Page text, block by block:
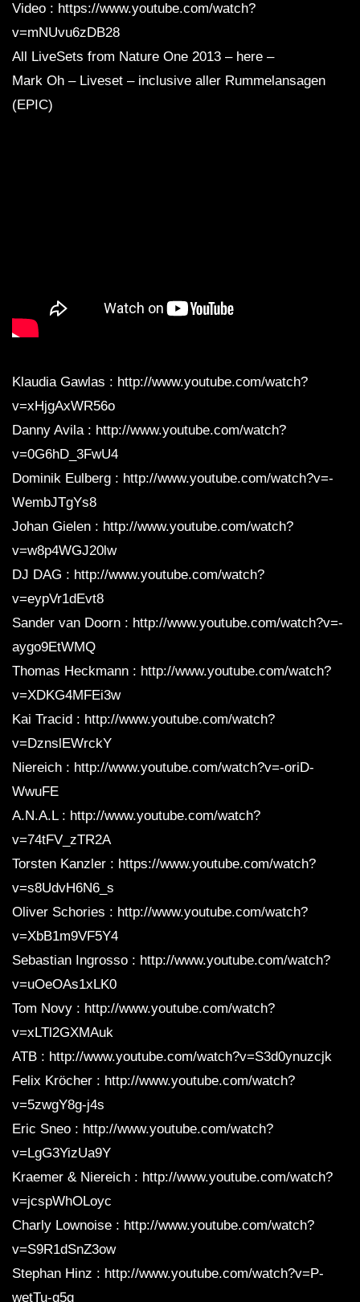
Video : https://www.youtube.com/watch?
v=mNUvu6zDB28
All LiveSets from Nature One 2013 – here –
Mark Oh – Liveset – inclusive aller Rummelansagen
(EPIC)
Klaudia Gawlas : http://www.youtube.com/watch?
v=xHjgAxWR56o
Danny Avila : http://www.youtube.com/watch?
v=0G6hD_3FwU4
Dominik Eulberg : http://www.youtube.com/watch?v=-
WembJTgYs8
Johan Gielen : http://www.youtube.com/watch?
v=w8p4WGJ20lw
DJ DAG : http://www.youtube.com/watch?
v=eypVr1dEvt8
Sander van Doorn : http://www.youtube.com/watch?v=-
aygo9EtWMQ
Thomas Heckmann : http://www.youtube.com/watch?
v=XDKG4MFEi3w
Kai Tracid : http://www.youtube.com/watch?
v=DznslEWrckY
Niereich : http://www.youtube.com/watch?v=-oriD-
WwuFE
A.N.A.L : http://www.youtube.com/watch?
v=74tFV_zTR2A
Torsten Kanzler : https://www.youtube.com/watch?
v=s8UdvH6N6_s
Oliver Schories : http://www.youtube.com/watch?
v=XbB1m9VF5Y4
Sebastian Ingrosso : http://www.youtube.com/watch?
v=uOeOAs1xLK0
Tom Novy : http://www.youtube.com/watch?
v=xLTl2GXMAuk
ATB : http://www.youtube.com/watch?v=S3d0ynuzcjk
Felix Kröcher : http://www.youtube.com/watch?
v=5zwgY8g-j4s
Eric Sneo : http://www.youtube.com/watch?
v=LgG3YizUa9Y
Kraemer & Niereich : http://www.youtube.com/watch?
v=jcspWhOLoyc
Charly Lownoise : http://www.youtube.com/watch?
v=S9R1dSnZ3ow
Stephan Hinz : http://www.youtube.com/watch?v=P-
wetTu-q5g